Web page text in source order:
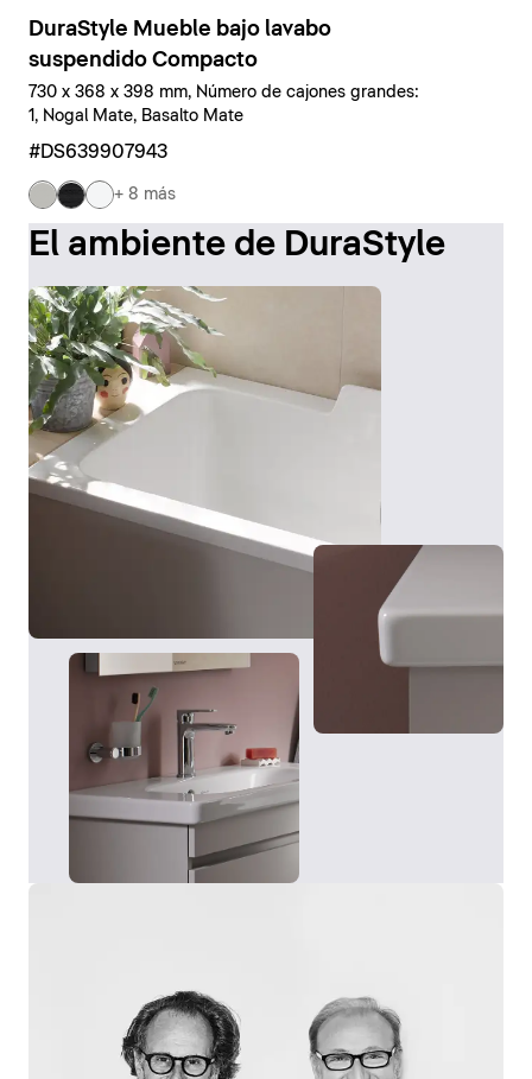
DuraStyle Mueble bajo lavabo
suspendido Compacto
730 x 368 x 398 mm, Número de cajones grandes:
1, Nogal Mate, Basalto Mate
#DS639907943
+ 8 más
El ambiente de DuraStyle